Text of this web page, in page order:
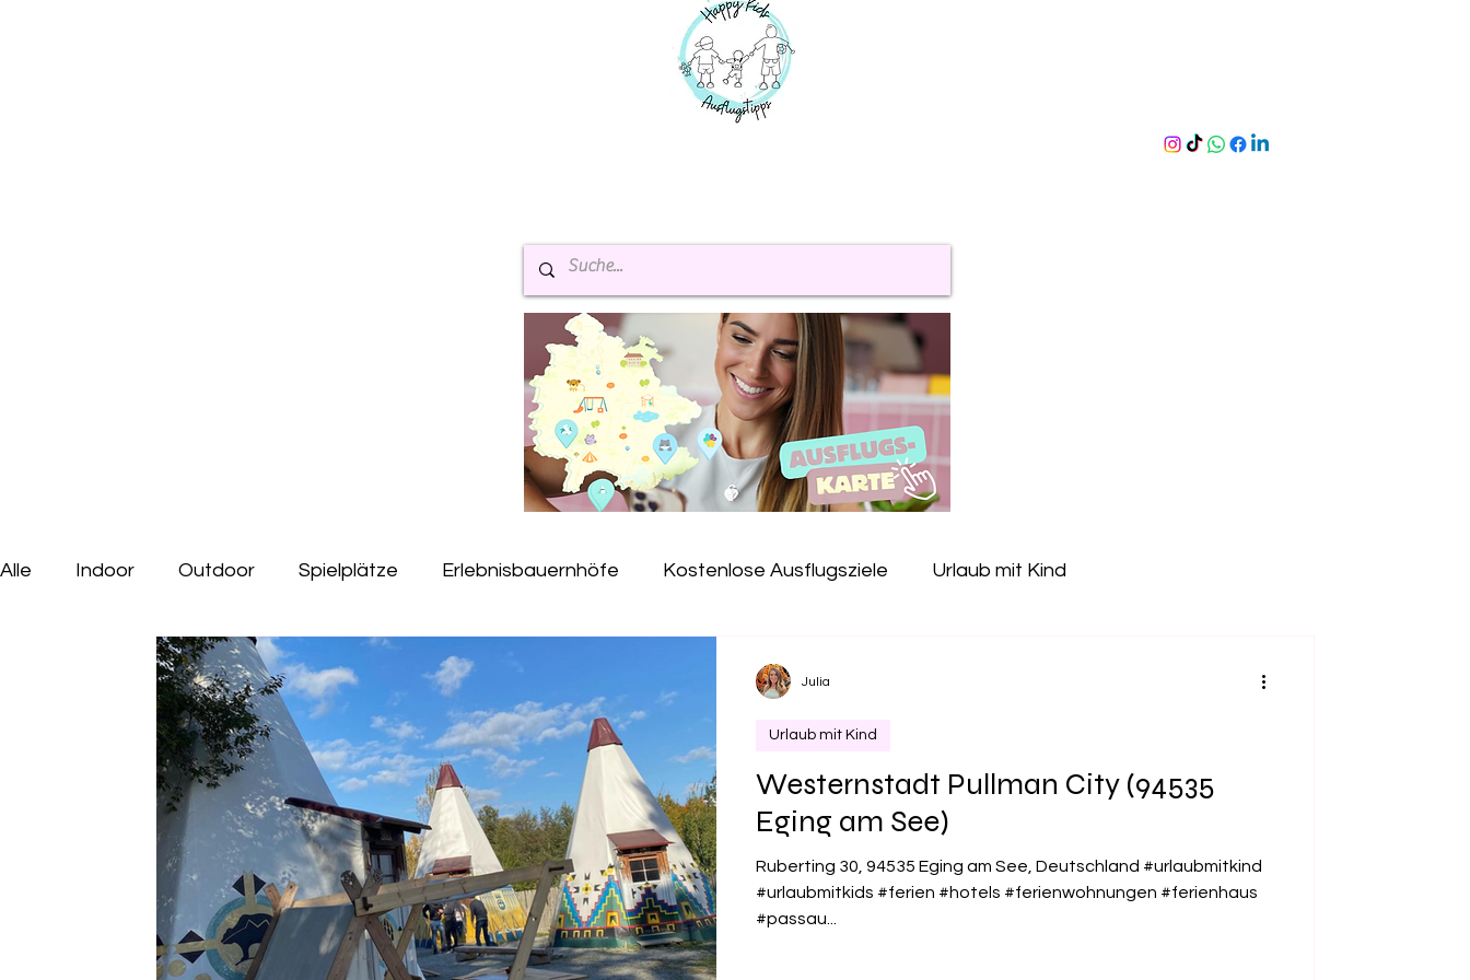
Alle Indoor Outdoor Spielplätze Erlebnisbauernhöfe Kostenlose Ausflugsziele Urlaub mit Kind
Gastro Tipps mit Kids Ausflüge mit Hund
Indoorspielplatz Geburtstag Tiere Museen Hallenbad Gesundheit Salzspielplatz
Wasserspielplatz Saison Ausflüge Freibad Kugelbahn Baumkronenpfad
Rund ums Kind Seen Wildpark
Westernstadt Pullman City (94535
Eging am See)
Ruberting 30, 94535 Eging am See, Deutschland #urlaubmitkind
#urlaubmitkids #ferien #hotels #ferienwohnungen #ferienhaus
#passau...
Urlaub mit Kind
Julia